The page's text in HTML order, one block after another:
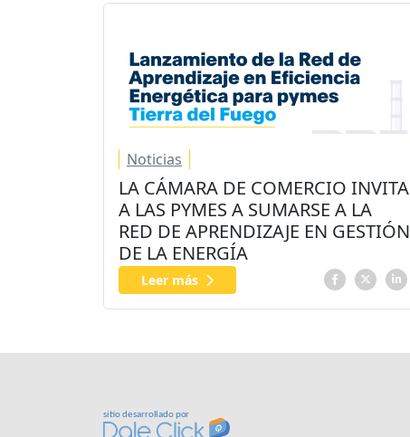
Noticias
LA CÁMARA DE COMERCIO INVITA
A LAS PYMES A SUMARSE A LA
RED DE APRENDIZAJE EN GESTIÓN
DE LA ENERGÍA
Leer más